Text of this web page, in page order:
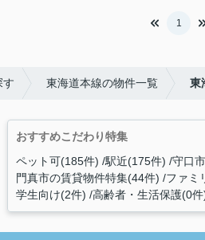
1
す 東海道本線の物件一覧 東
おすすめこだわり特集
ペット可(185件) 駅近(175件) 守口
門真市の賃貸物件特集(44件) ファミ
学生向け(2件) 高齢者・生活保護(0件